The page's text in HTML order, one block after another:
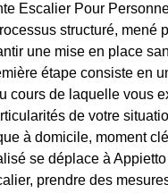
Escalier Pour
structuré, mené
une mise en place
étape consiste en
cours de laquelle vous
de votre
à domicile, moment
se déplace à
prendre des